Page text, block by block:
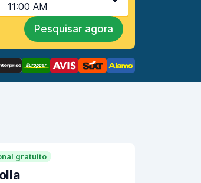
11:00 AM
Pesquisar agora
gratuito